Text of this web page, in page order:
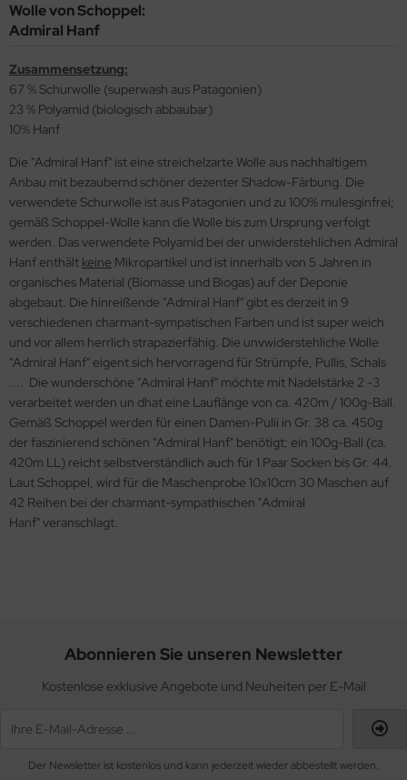
Wolle von Schoppel:
Admiral Hanf
Zusammensetzung:
67 % Schurwolle (superwash aus Patagonien)
23 % Polyamid (biologisch abbaubar)
10% Hanf
Die "Admiral Hanf" ist eine streichelzarte Wolle aus nachhaltigem
Anbau mit bezaubernd schöner dezenter Shadow-Färbung. Die
verwendete Schurwolle ist aus Patagonien und zu 100% mulesginfrei;
gemäß Schoppel-Wolle kann die Wolle bis zum Ursprung verfolgt
werden. Das verwendete Polyamid bei der unwiderstehlichen Admiral
Hanf enthält keine Mikropartikel und ist innerhalb von 5 Jahren in
organisches Material (Biomasse und Biogas) auf der Deponie
abgebaut. Die hinreißende "Admiral Hanf" gibt es derzeit in 9
verschiedenen charmant-sympatischen Farben und ist super weich
und vor allem herrlich strapazierfähig. Die unvwiderstehliche Wolle
"Admiral Hanf" eigent sich hervorragend für Strümpfe, Pullis, Schals
.... Die wunderschöne "Admiral Hanf" möchte mit Nadelstärke 2 -3
verarbeitet werden un dhat eine Lauflänge von ca. 420m / 100g-Ball.
Gemäß Schoppel werden für einen Damen-Pulii in Gr. 38 ca. 450g
der faszinierend schönen "Admiral Hanf" benötigt; ein 100g-Ball (ca.
420m LL) reicht selbstverständlich auch für 1 Paar Socken bis Gr. 44.
Laut Schoppel, wird für die Maschenprobe 10x10cm 30 Maschen auf
42 Reihen bei der charmant-sympathischen "Admiral
Hanf" veranschlagt.
Abonnieren Sie unseren Newsletter
Kostenlose exklusive Angebote und Neuheiten per E-Mail
Der Newsletter ist kostenlos und kann jederzeit wieder abbestellt werden.